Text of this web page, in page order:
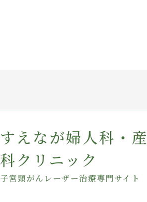
すえなが婦人科・産
科クリニック
子宮頸がんレーザー治療専門サイト